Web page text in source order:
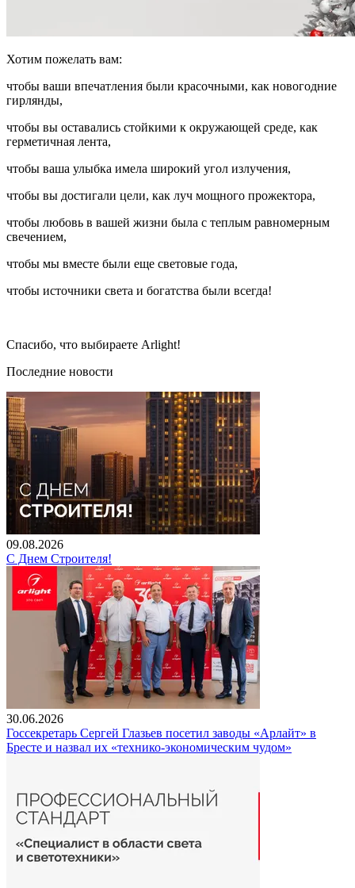
Хотим пожелать вам:
чтобы ваши впечатления были красочными, как новогодние
гирлянды,
чтобы вы оставались стойкими к окружающей среде, как
герметичная лента,
чтобы ваша улыбка имела широкий угол излучения,
чтобы вы достигали цели, как луч мощного прожектора,
чтобы любовь в вашей жизни была с теплым равномерным
свечением,
чтобы мы вместе были еще световые года,
чтобы источники света и богатства были всегда!
Спасибо, что выбираете Arlight!
Последние новости
09.08.2026
С Днем Строителя!
30.06.2026
Госсекретарь Сергей Глазьев посетил заводы «Арлайт» в
Бресте и назвал их «технико-экономическим чудом»